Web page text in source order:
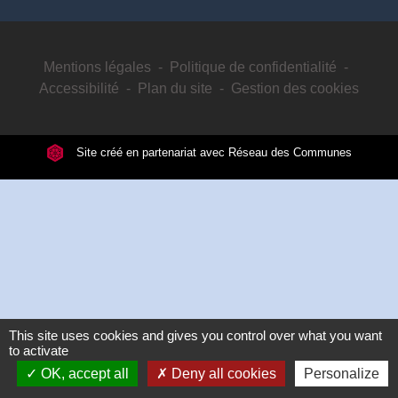
Mentions légales - Politique de confidentialité -
Accessibilité - Plan du site - Gestion des cookies
Site créé en partenariat avec Réseau des Communes
This site uses cookies and gives you control over what you want
to activate
OK, accept all
Deny all cookies Personalize